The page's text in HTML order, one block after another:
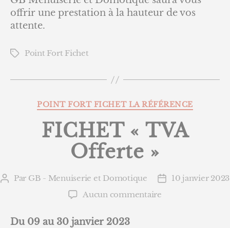
offrir une prestation à la hauteur de vos
attente.
Étiquettes
Point Fort Fichet
Catégories
POINT FORT FICHET LA RÉFÉRENCE
FICHET « TVA
Offerte »
Auteur
Par GB - Menuiserie et Domotique
Date10 janvier 2023
Aucun commentairesur
Du 09 au 30 janvier 2023